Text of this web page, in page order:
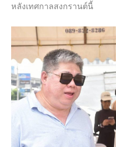
หลังเทศกาลสงกรานต์นี้